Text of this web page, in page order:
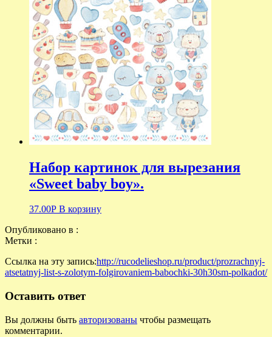
Набор картинок для вырезания
«Sweet baby boy».
37.00Р В корзину
Опубликовано в :
Метки :
Ссылка на эту запись:http://rucodelieshop.ru/product/prozrachnyj-
atsetatnyj-list-s-zolotym-folgirovaniem-babochki-30h30sm-polkadot/
Оставить ответ
Вы должны быть авторизованы чтобы размещать
комментарии.